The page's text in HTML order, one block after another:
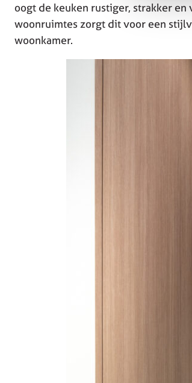
oogt de keuken rustiger, strakker
woonruimtes zorgt dit voor een
woonkamer.